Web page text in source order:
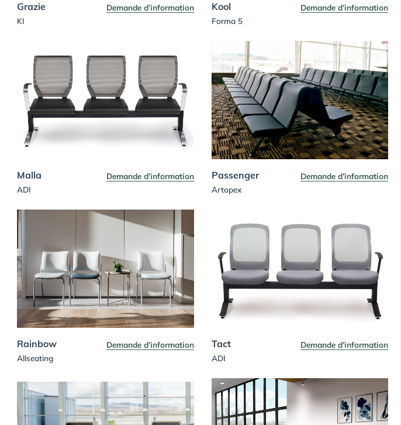
Grazie
KI
Demande d’information Kool
Forma 5
Demande d’information
Malla
ADI
Demande d’information Passenger
Artopex
Demande d’information
Rainbow
Allseating
Demande d’information Tact
ADI
Demande d’information